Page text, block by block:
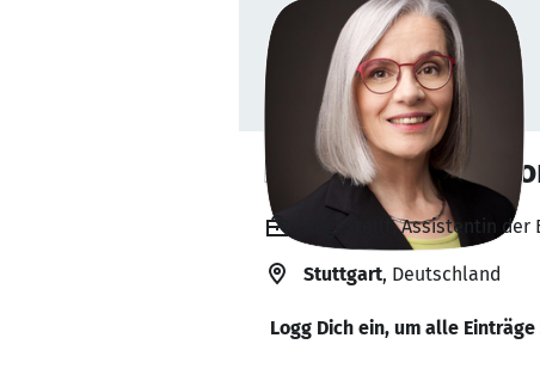
Elisabeth
Angestellt, Assistentin
Stuttgart, Deutschland
Logg Dich ein, um alle Einträge